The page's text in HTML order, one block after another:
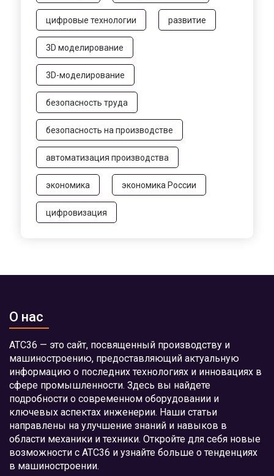
цифровые технологии развитие
3D моделирование
3D-моделирование
безопасность труда
безопасность на производстве
автоматизация производства
экономика экономика России
цифровизация
О нас
АТС36 — это сайт, посвященный производству и
машиностроению, предоставляющий актуальную
информацию о последних технологиях и инновациях в
сфере промышленности. Здесь вы найдете
подробности о современном оборудовании и
ключевых аспектах инженерии. Наши статьи
направлены на улучшение знаний и навыков в
области механики и техники. Откройте для себя новые
возможности с АТС36 и узнайте больше о тенденциях
в машиностроении.